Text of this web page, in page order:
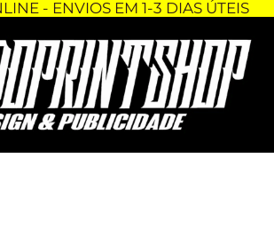
- ENVIOS EM 1-3 DIAS ÚTEIS